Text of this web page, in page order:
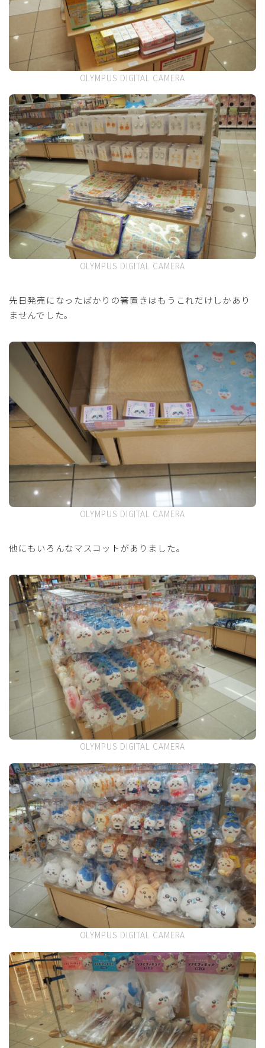
OLYMPUS DIGITAL CAMERA
OLYMPUS DIGITAL CAMERA
先日発売になったばかりの箸置きはもうこれだけしかあり
ませんでした。
OLYMPUS DIGITAL CAMERA
他にもいろんなマスコットがありました。
OLYMPUS DIGITAL CAMERA
OLYMPUS DIGITAL CAMERA